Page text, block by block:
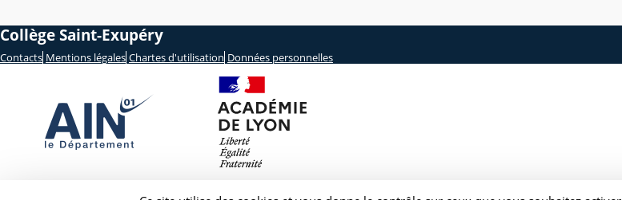
Collège Saint-Exupéry
Contacts Mentions légales Chartes d'utilisation Données personnelles